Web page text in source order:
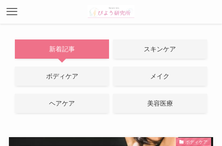
新着記事 スキンケア
ボディケア メイク
ヘアケア 美容医療
ボディケア